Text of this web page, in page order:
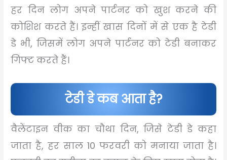
हर दिन लोग अपने पार्टनर को खुश करने की
कोशिश करते हैं। इन्हीं खास दिनों में से एक है टेडी
डे भी, जिसमें लोग अपने पार्टनर को टेडी बनाकर
गिफ्ट करते हैं।
टेडी डे कब आता है?
वैलेंटाइन वीक का चौथा दिन, जिसे टेडी डे कहा
जाता है, हर साल 10 फरवरी को मनाया जाता है।